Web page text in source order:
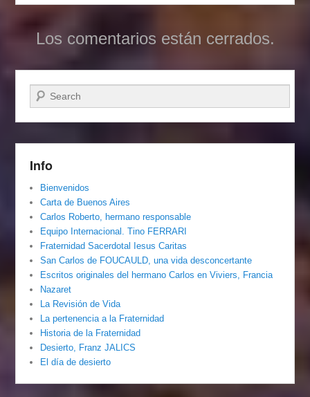
Los comentarios están cerrados.
Buscar
Info
Bienvenidos
Carta de Buenos Aires
Carlos Roberto, hermano responsable
Equipo Internacional. Tino FERRARI
Fraternidad Sacerdotal Iesus Caritas
San Carlos de FOUCAULD, una vida desconcertante
Escritos originales del hermano Carlos en Viviers, Francia
Nazaret
La Revisión de Vida
La pertenencia a la Fraternidad
Historia de la Fraternidad
Desierto, Franz JALICS
El día de desierto